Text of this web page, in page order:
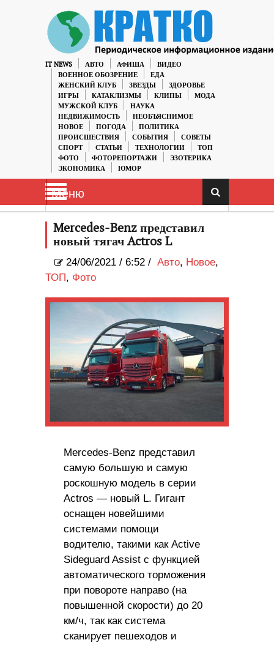
IT NEWS АВТО АФИША
ВИДЕО
ВОЕННОЕ ОБОЗРЕНИЕ
ЕДА
ЖЕНСКИЙ КЛУБ
ЗВЕЗДЫ
ЗДОРОВЬЕ
ИГРЫ
КАТАКЛИЗМЫ КЛИПЫ
МОДА
МУЖСКОЙ КЛУБ
НАУКА
НЕДВИЖИМОСТЬ
НЕОБЪЯСНИМОЕ
НОВОЕ
ПОГОДА
ПОЛИТИКА
ПРОИСШЕСТВИЯ
СОБЫТИЯ
СОВЕТЫ
СПОРТ
СТАТЬИ ТЕХНОЛОГИИ
ТОП
ФОТО
ФОТОРЕПОРТАЖИ
ЭЗОТЕРИКА
ЭКОНОМИКА
ЮМОР
Меню
Mercedes-Benz представил
новый тягач Actros L
24/06/2021 / 6:52 / Авто, Новое,
ТОП, Фото
Mercedes-Benz представил
самую большую и самую
роскошную модель в серии
Actros — новый L. Гигант
оснащен новейшими
системами помощи
водителю, такими как Active
Sideguard Assist с функцией
автоматического торможения
при повороте направо (на
повышенной скорости) до 20
км/ч, так как система
сканирует пешеходов и